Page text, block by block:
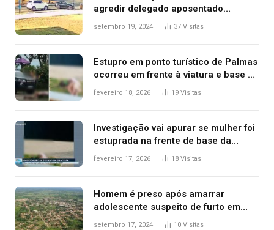
agredir delegado aposentado
durante confusão no trânsito
setembro 19, 2024 37 Visitas
Estupro em ponto turístico de Palmas
ocorreu em frente à viatura e base de
segurança; polícia investiga
fevereiro 18, 2026 19 Visitas
Investigação vai apurar se mulher foi
estuprada na frente de base da
Guarda Metropolitana de Palmas, diz
fevereiro 17, 2026 18 Visitas
Homem é preso após amarrar
adolescente suspeito de furto em
estaca de cerca e agredi-lo
setembro 17, 2024 10 Visitas